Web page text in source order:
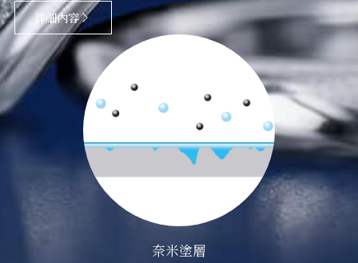
詳細內容
奈米塗層